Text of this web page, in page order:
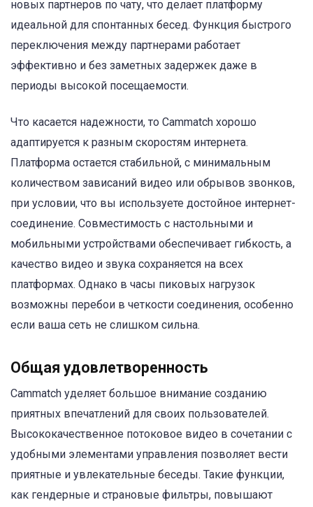
новых партнеров по чату, что делает платформу
идеальной для спонтанных бесед. Функция быстрого
переключения между партнерами работает
эффективно и без заметных задержек даже в
периоды высокой посещаемости.
Что касается надежности, то Cammatch хорошо
адаптируется к разным скоростям интернета.
Платформа остается стабильной, с минимальным
количеством зависаний видео или обрывов звонков,
при условии, что вы используете достойное интернет-
соединение. Совместимость с настольными и
мобильными устройствами обеспечивает гибкость, а
качество видео и звука сохраняется на всех
платформах. Однако в часы пиковых нагрузок
возможны перебои в четкости соединения, особенно
если ваша сеть не слишком сильна.
Общая удовлетворенность
Cammatch уделяет большое внимание созданию
приятных впечатлений для своих пользователей.
Высококачественное потоковое видео в сочетании с
удобными элементами управления позволяет вести
приятные и увлекательные беседы. Такие функции,
как гендерные и страновые фильтры, повышают